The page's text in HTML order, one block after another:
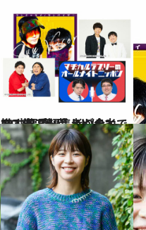
2021.3.23
NO推し芸人、NOライフ！ 偏愛編集者が全力で推す激アツ芸人とは？
カルチャー